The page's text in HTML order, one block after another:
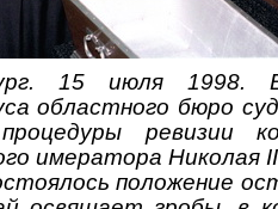
15 июля 1998.
областного бюро
ревизии
имератора Николая
положение